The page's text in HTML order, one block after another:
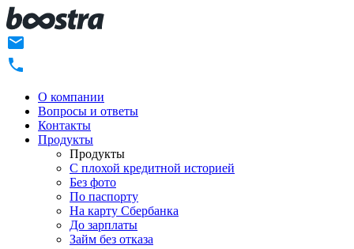
О компании
Вопросы и ответы
Контакты
Продукты
Продукты
C плохой кредитной историей
Без фото
По паспорту
На карту Сбербанка
До зарплаты
Займ без отказа